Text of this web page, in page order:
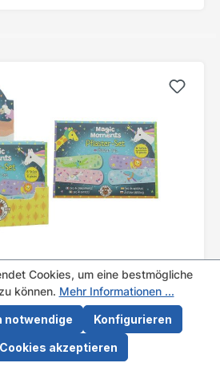
Moments 16 Stück
Cookies, um eine bestmögliche
können. Mehr Informationen ...
notwendige Konfigurieren
akzeptieren